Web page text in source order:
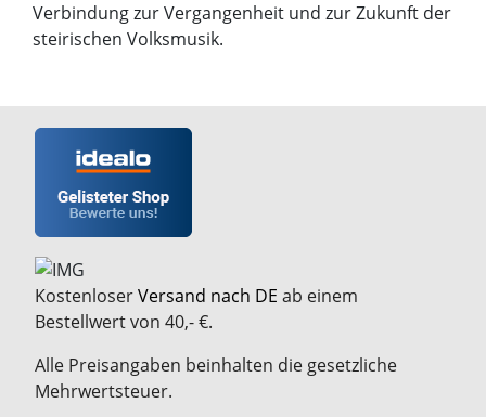
Verbindung zur Vergangenheit und zur Zukunft der
steirischen Volksmusik.
KostenloserVersand nach DE ab einem
Bestellwert von 40,- €.
Alle Preisangaben beinhalten die gesetzliche
Mehrwertsteuer.